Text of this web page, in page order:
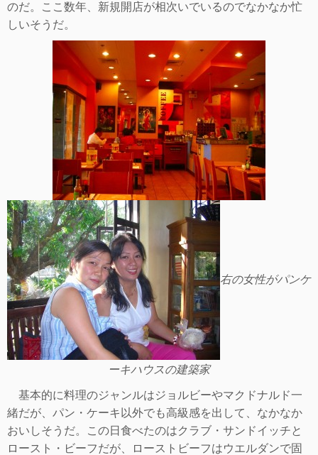
のだ。ここ数年、新規開店が相次いでいるのでなかなか忙
しいそうだ。
右の女性がパンケ
ーキハウスの建築家
基本的に料理のジャンルはジョルビーやマクドナルド一
緒だが、パン・ケーキ以外でも高級感を出して、なかなか
おいしそうだ。この日食べたのはクラブ・サン ドイッチと
ロースト・ビーフだが、ローストビーフはウエルダンで固